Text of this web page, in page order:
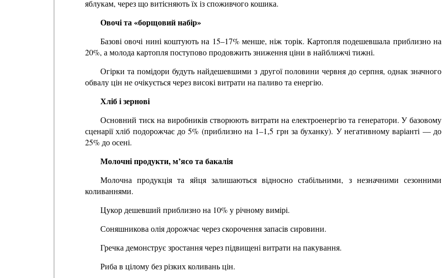
яблукам, через що витісняють їх із споживчого кошика.
Овочі та «борщовий набір»
Базові овочі нині коштують на 15–17% менше, ніж торік. Картопля подешевшала приблизно на
20%, а молода картопля поступово продовжить зниження ціни в найближчі тижні.
Огірки та помідори будуть найдешевшими з другої половини червня до серпня, однак значного
обвалу цін не очікується через високі витрати на паливо та енергію.
Хліб і зернові
Основний тиск на виробників створюють витрати на електроенергію та генератори. У базовому
сценарії хліб подорожчає до 5% (приблизно на 1–1,5 грн за буханку). У негативному варіанті — до
25% до осені.
Молочні продукти, м’ясо та бакалія
Молочна продукція та яйця залишаються відносно стабільними, з незначними сезонними
коливаннями.
Цукор дешевший приблизно на 10% у річному вимірі.
Соняшникова олія дорожчає через скорочення запасів сировини.
Гречка демонструє зростання через підвищені витрати на пакування.
Риба в цілому без різких коливань цін.